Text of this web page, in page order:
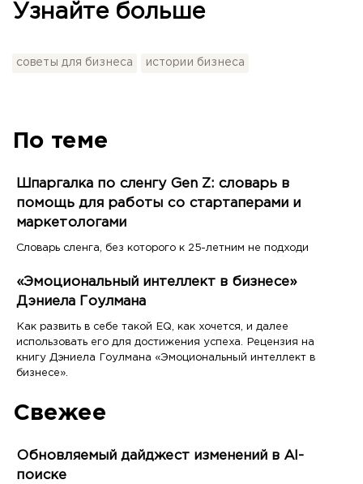
Узнайте больше
советы для бизнеса истории бизнеса
По теме
Шпаргалка по сленгу Gen Z: словарь в
помощь для работы со стартаперами и
маркетологами
Словарь сленга, без которого к 25-летним не подходи
«Эмоциональный интеллект в бизнесе»
Дэниела Гоулмана
Как развить в себе такой EQ, как хочется, и далее
использовать его для достижения успеха. Рецензия на
книгу Дэниела Гоулмана «Эмоциональный интеллект в
бизнесе».
Свежее
Обновляемый дайджест изменений в AI-
поиске